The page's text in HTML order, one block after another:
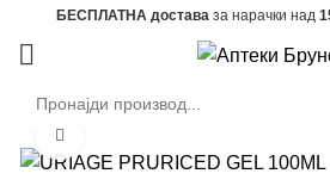
БЕСПЛАТНА достава за нарачки над